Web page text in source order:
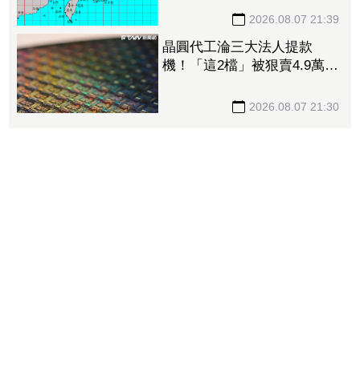
2026.08.07 21:39
晶圓代工淪三大法人提款
機！「這2檔」被狠賣4.9萬
2026.08.07 21:30